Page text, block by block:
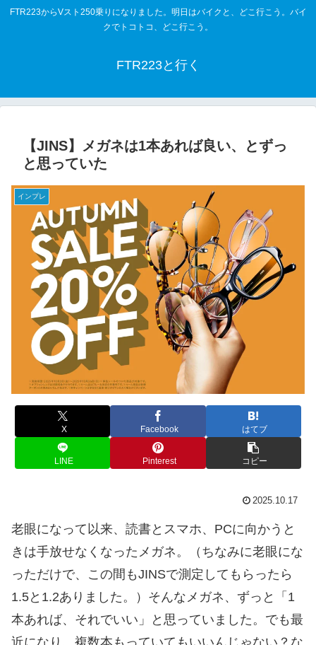
FTR223からVスト250乗りになりました。明日はバイクと、どこ行こう。バイ
クでトコトコ、どこ行こう。
FTR223と行く
【JINS】メガネは1本あれば良い、とずっ
と思っていた
インプレ
X Facebook はてブ
LINE Pinterest コピー
2025.10.17
老眼になって以来、読書とスマホ、PCに向かうと
きは手放せなくなったメガネ。（ちなみに老眼にな
っただけで、この間もJINSで測定してもらったら
1.5と1.2ありました。）そんなメガネ、ずっと「1
本あれば、それでいい」と思っていました。でも最